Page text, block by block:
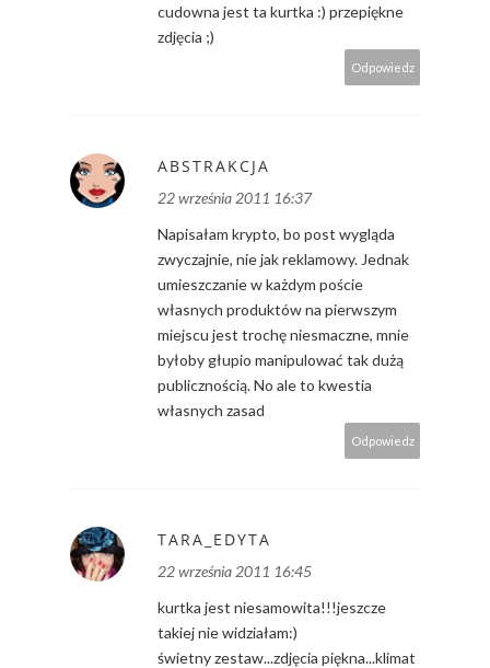
cudowna jest ta kurtka :) przepiękne
zdjęcia ;)
Odpowiedz
ABSTRAKCJA
22 września 2011 16:37
Napisałam krypto, bo post wygląda
zwyczajnie, nie jak reklamowy. Jednak
umieszczanie w każdym poście
własnych produktów na pierwszym
miejscu jest trochę niesmaczne, mnie
byłoby głupio manipulować tak dużą
publicznością. No ale to kwestia
własnych zasad
Odpowiedz
TARA_EDYTA
22 września 2011 16:45
kurtka jest niesamowita!!!jeszcze
takiej nie widziałam:)
świetny zestaw...zdjęcia piękna...klimat